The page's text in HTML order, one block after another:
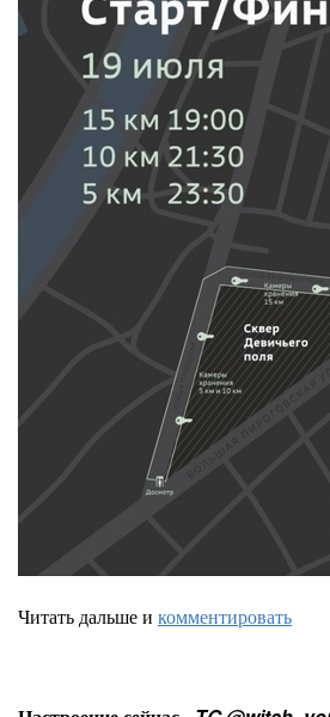
Читать дальше и комментировать